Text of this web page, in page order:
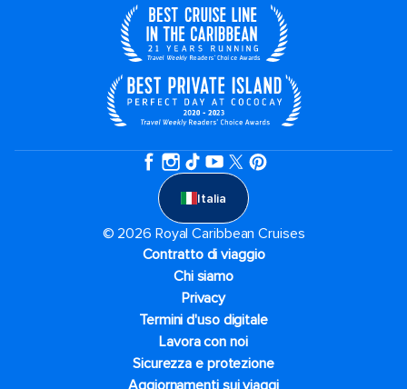
Italia
© 2026 Royal Caribbean Cruises
Contratto di viaggio
Chi siamo
Privacy
Termini d'uso digitale
Lavora con noi
Sicurezza e protezione
Aggiornamenti sui viaggi